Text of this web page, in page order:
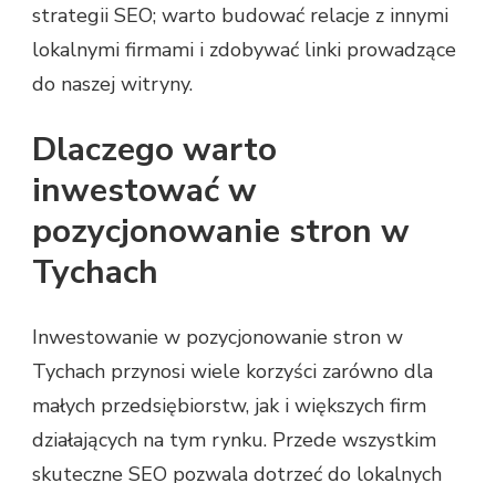
strategii SEO; warto budować relacje z innymi
lokalnymi firmami i zdobywać linki prowadzące
do naszej witryny.
Dlaczego warto
inwestować w
pozycjonowanie stron w
Tychach
Inwestowanie w pozycjonowanie stron w
Tychach przynosi wiele korzyści zarówno dla
małych przedsiębiorstw, jak i większych firm
działających na tym rynku. Przede wszystkim
skuteczne SEO pozwala dotrzeć do lokalnych